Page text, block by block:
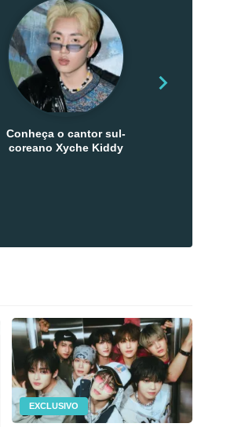
Conheça o cantor sul-
coreano Xyche Kiddy
EXCLUSIVO